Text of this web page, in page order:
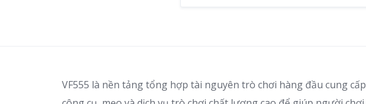
VF555 là nền tảng tổng hợp tài nguyên trò chơi hàng đầu cung